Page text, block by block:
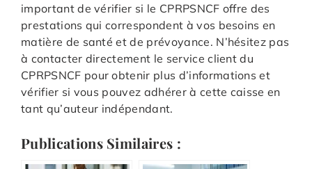
important de vérifier si le CPRPSNCF offre des
prestations qui correspondent à vos besoins en
matière de santé et de prévoyance. N’hésitez pas
à contacter directement le service client du
CPRPSNCF pour obtenir plus d’informations et
vérifier si vous pouvez adhérer à cette caisse en
tant qu’auteur indépendant.
Publications Similaires :